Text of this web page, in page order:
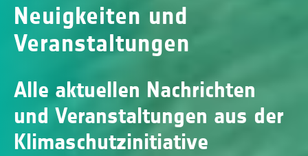
Neuigkeiten und
Veranstaltungen
Alle aktuellen Nachrichten
und Veranstaltungen aus der
Klimaschutzinitiative